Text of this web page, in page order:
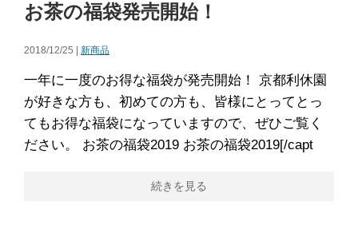
お茶の福袋発売開始！
2018/12/25 | 新商品
一年に一度のお得な福袋が発売開始！ 京都利休園
が好きな方も、初めての方も、皆様にとってとっ
てもお得な福袋になっていますので、ぜひご覧く
ださい。 お茶の福袋2019 お茶の福袋2019[/capt
続きを見る